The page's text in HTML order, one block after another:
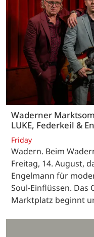
Waderner
LUKE, Federkeil &
Friday
Wadern. Beim
Freitag, 14. August,
Engelmann für
Soul-Einflüssen. Das
Marktplatz beginnt